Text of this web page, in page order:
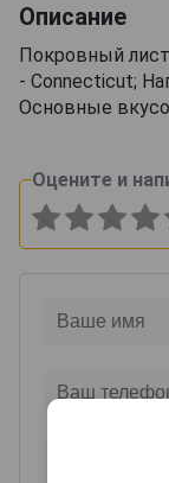
Описание
Покровный
- Connecticut;
Основные
Оцените и